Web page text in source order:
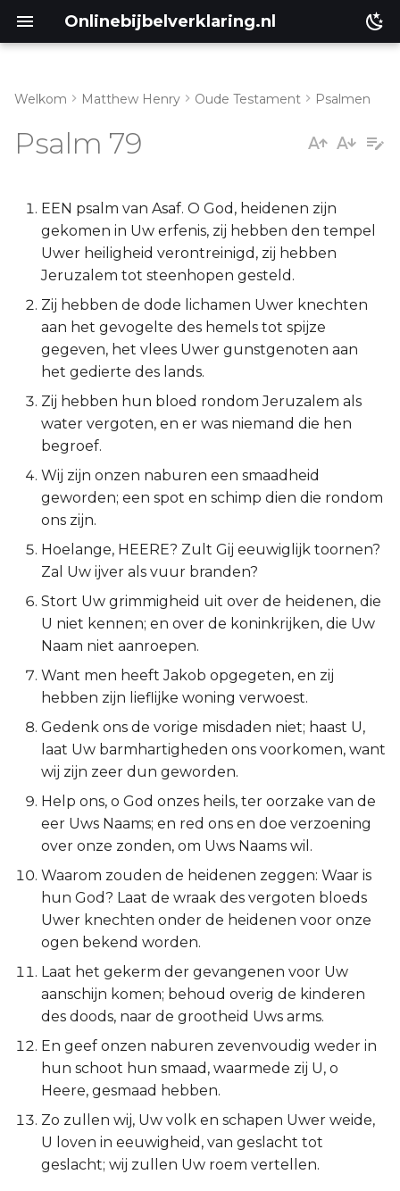
Onlinebijbelverklaring.nl
Psalm 79:6-13
Lukas
Johannes
Handelingen
1 Korinthe
2 Korinthe
Galaten
Éfeze
Filipenzen
Kolossenzen
1 Thessalonicenzen
2 Thessalonicenzen
1 Timótheüs
2 Timótheüs
Titus
Hebreeën
Jakobus
1 Petrus
2 Petrus
1 Johannes
2 Johannes
3 Johannes
Welkom Matthew Henry Oude Testament Psalmen
Psalm 79
EEN psalm van Asaf. O God, heidenen zijn
gekomen in Uw erfenis, zij hebben den tempel
Uwer heiligheid verontreinigd, zij hebben
Jeruzalem tot steenhopen gesteld.
Zij hebben de dode lichamen Uwer knechten
aan het gevogelte des hemels tot spijze
gegeven, het vlees Uwer gunstgenoten aan
het gedierte des lands.
Zij hebben hun bloed rondom Jeruzalem als
water vergoten, en er was niemand die hen
begroef.
Wij zijn onzen naburen een smaadheid
geworden; een spot en schimp dien die rondom
ons zijn.
Hoelange, HEERE? Zult Gij eeuwiglijk toornen?
Zal Uw ijver als vuur branden?
Stort Uw grimmigheid uit over de heidenen, die
U niet kennen; en over de koninkrijken, die Uw
Naam niet aanroepen.
Want men heeft Jakob opgegeten, en zij
hebben zijn lieflijke woning verwoest.
Gedenk ons de vorige misdaden niet; haast U,
laat Uw barmhartigheden ons voorkomen, want
wij zijn zeer dun geworden.
Help ons, o God onzes heils, ter oorzake van de
eer Uws Naams; en red ons en doe verzoening
over onze zonden, om Uws Naams wil.
Waarom zouden de heidenen zeggen: Waar is
hun God? Laat de wraak des vergoten bloeds
Uwer knechten onder de heidenen voor onze
ogen bekend worden.
Laat het gekerm der gevangenen voor Uw
aanschijn komen; behoud overig de kinderen
des doods, naar de grootheid Uws arms.
En geef onzen naburen zevenvoudig weder in
hun schoot hun smaad, waarmede zij U, o
Heere, gesmaad hebben.
Zo zullen wij, Uw volk en schapen Uwer weide,
U loven in eeuwigheid, van geslacht tot
geslacht; wij zullen Uw roem vertellen.